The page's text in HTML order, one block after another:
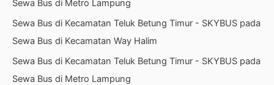
Sewa Bus di Metro Lampung
Sewa Bus di Kecamatan Teluk Betung Timur - SKYBUS pada
Sewa Bus di Kecamatan Way Halim
Sewa Bus di Kecamatan Teluk Betung Timur - SKYBUS pada
Sewa Bus di Metro Lampung